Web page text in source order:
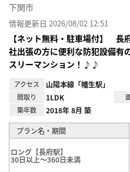
下関市
情報更新日 2026/08/02 12:51
【ネット無料・駐車場付】
社出張の方に便利な防犯設備有
スリーマンション！♪♪
アクセス 山陽本線「幡生駅」
間取り 1LDK
築年数 2018年 8月 築
プラン名・期間
ロング【長府駅】
30日以上～360日未満